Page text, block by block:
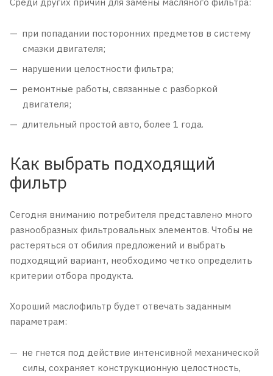
при попадании посторонних предметов в систему
смазки двигателя;
нарушении целостности фильтра;
ремонтные работы, связанные с разборкой
двигателя;
длительный простой авто, более 1 года.
Как выбрать подходящий
фильтр
Сегодня вниманию потребителя представлено много
разнообразных фильтровальных элементов. Чтобы не
растеряться от обилия предложений и выбрать
подходящий вариант, необходимо четко определить
критерии отбора продукта.
Хороший маслофильтр будет отвечать заданным
параметрам:
не гнется под действие интенсивной механической
силы, сохраняет конструкционную целостность,